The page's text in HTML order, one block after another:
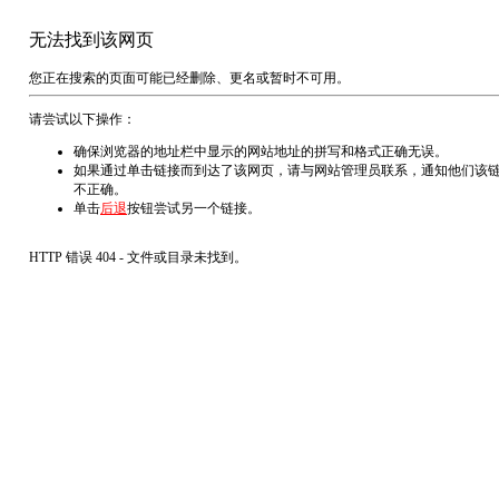
无法找到该网页
您正在搜索的页面可能已经删除、更名或暂时不可用。
请尝试以下操作：
确保浏览器的地址栏中显示的网站地址的拼写和格式正确无误。
如果通过单击链接而到达了该网页，请与网站管理员联系，通知他们该
不正确。
单击后退按钮尝试另一个链接。
HTTP 错误 404 - 文件或目录未找到。